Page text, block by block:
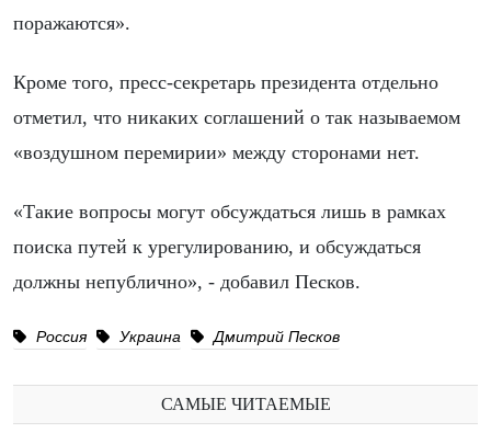
поражаются».
Кроме того, пресс-секретарь президента отдельно
отметил, что никаких соглашений о так называемом
«воздушном перемирии» между сторонами нет.
«Такие вопросы могут обсуждаться лишь в рамках
поиска путей к урегулированию, и обсуждаться
должны непублично», - добавил Песков.
Россия Украина Дмитрий Песков
САМЫЕ ЧИТАЕМЫЕ